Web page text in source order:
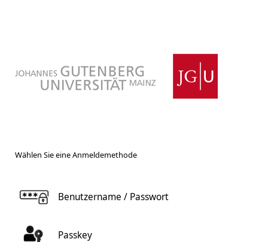
Wählen Sie eine Anmeldemethode
Benutzername / Passwort
Passkey